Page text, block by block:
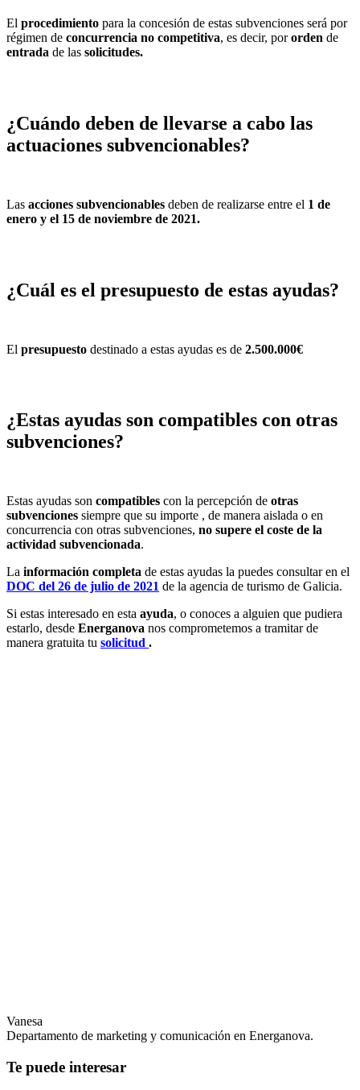
El procedimiento para la concesión de estas subvenciones será por
régimen de concurrencia no competitiva, es decir, pororden de
entrada de las solicitudes.
¿Cuándo deben de llevarse a cabo las
actuaciones subvencionables?
Las acciones subvencionables deben de realizarse entre el 1 de
enero y el 15 de noviembre de 2021.
¿Cuál es el presupuesto de estas ayudas?
El presupuesto destinado a estas ayudas es de 2.500.000€
¿Estas ayudas son compatibles con otras
subvenciones?
Estas ayudas son compatibles con la percepción de otras
subvenciones siempre que su importe , de manera aislada o en
concurrencia con otras subvenciones, no supere el coste de la
actividad subvencionada.
La información completa de estas ayudas la puedes consultar en el
DOC del 26 de julio de 2021 de la agencia de turismo de Galicia.
Si estas interesado en esta ayuda, o conoces a alguien que pudiera
estarlo, desde Energanova nos comprometemos a tramitar de
manera gratuita tu solicitud .
Vanesa
Departamento de marketing y comunicación en Energanova.
Te puede interesar